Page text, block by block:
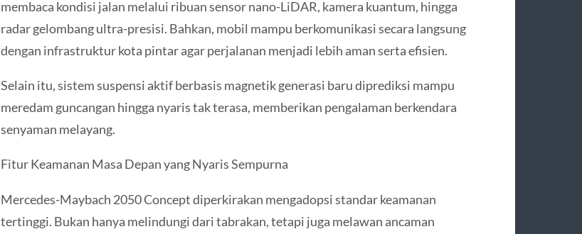
membaca kondisi jalan melalui ribuan sensor nano-LiDAR, kamera kuantum, hingga
radar gelombang ultra-presisi. Bahkan, mobil mampu berkomunikasi secara langsung
dengan infrastruktur kota pintar agar perjalanan menjadi lebih aman serta efisien.
Selain itu, sistem suspensi aktif berbasis magnetik generasi baru diprediksi mampu
meredam guncangan hingga nyaris tak terasa, memberikan pengalaman berkendara
senyaman melayang.
Fitur Keamanan Masa Depan yang Nyaris Sempurna
Mercedes-Maybach 2050 Concept diperkirakan mengadopsi standar keamanan
tertinggi. Bukan hanya melindungi dari tabrakan, tetapi juga melawan ancaman